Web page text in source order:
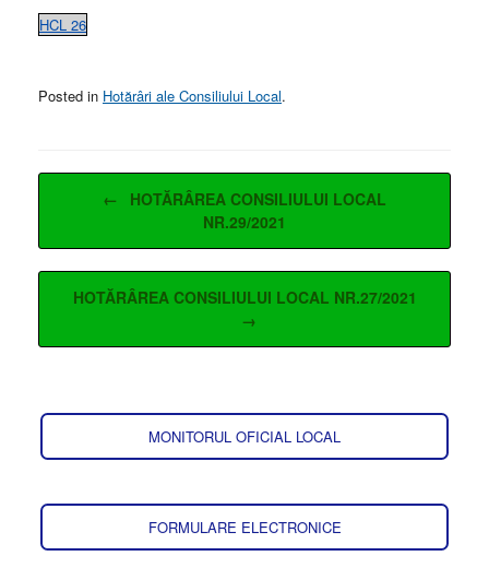
HCL 26
Posted in Hotărâri ale Consiliului Local.
Post navigation
←
HOTĂRÂREA CONSILIULUI LOCAL
NR.29/2021
HOTĂRÂREA CONSILIULUI LOCAL NR.27/2021
→
MONITORUL OFICIAL LOCAL
FORMULARE ELECTRONICE